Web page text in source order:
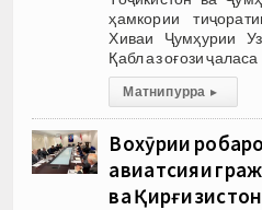
ҳамкории
Хиваи Ҷумҳурии
Қабл аз оғози ҷаласа
Матни пурра ▸
Вохӯрии
авиатсияи
ва